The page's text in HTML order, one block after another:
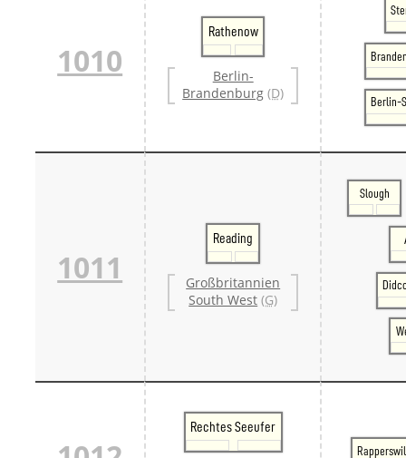
1010
Rathenow
Berlin-
Brandenburg (D)
Berlin-
1011
Reading
Großbritannien
South West (G)
Slough
Rechtes Seeufer
Rapperswil